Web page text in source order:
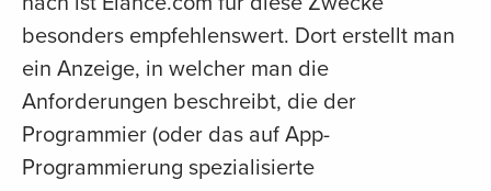
besonders empfehlenswert. Dort erstellt man
ein Anzeige, in welcher man die
Anforderungen beschreibt, die der
Programmier (oder das auf App-
Programmierung spezialisierte